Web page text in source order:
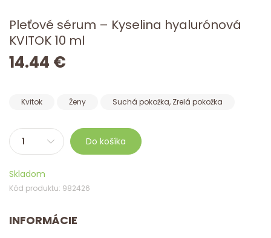
Pleťové sérum – Kyselina hyalurónová
KVITOK 10 ml
14.44 €
Kvitok Ženy Suchá pokožka, Zrelá pokožka
Do košíka
Skladom
Kód produktu: 982426
INFORMÁCIE